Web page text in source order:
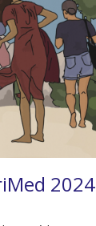
2024